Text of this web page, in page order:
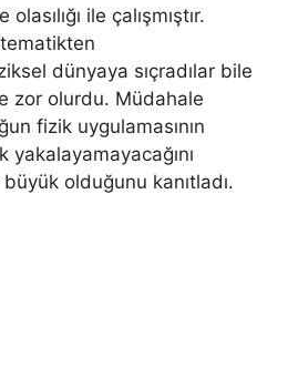
ile çalışmıştır.
dünyaya sıçradılar bile
zor olurdu. Müdahale
fizik uygulamasının
olduğunu kanıtladı.